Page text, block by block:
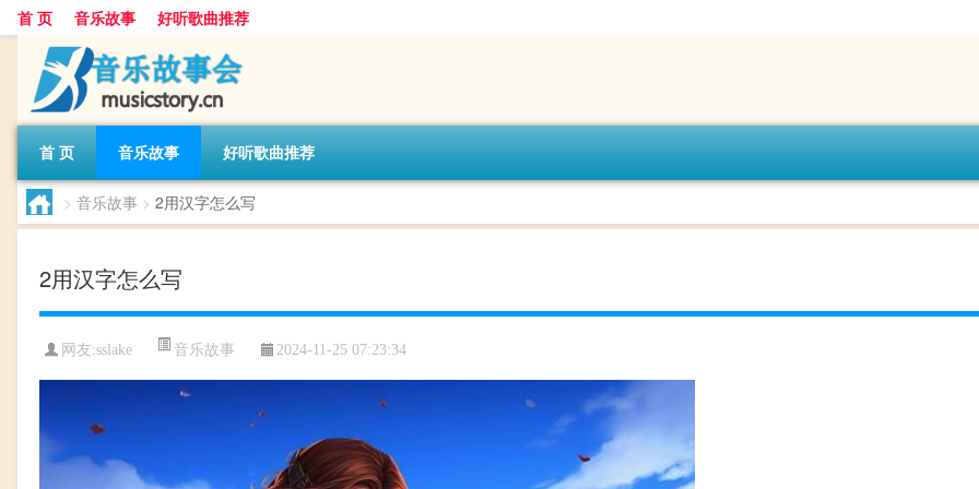
首 页 音乐故事 好听歌曲推荐
首 页 音乐故事 好听歌曲推荐
> 音乐故事 > 2用汉字怎么写
2用汉字怎么写
网友:sslake 音乐故事 2024-11-25 07:23:34